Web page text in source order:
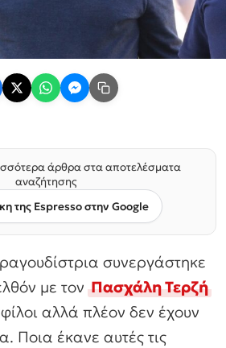
άρθρα στα αποτελέσματα
αναζήτησης
της Espresso στην Google
συνεργάστηκε
με τονΠασχάλη Τερζή
αλλά πλέον δεν έχουν
Ποια έκανε αυτές τις